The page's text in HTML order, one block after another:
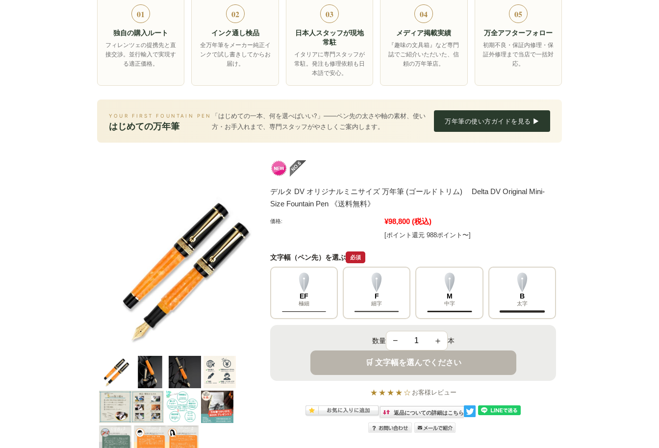
01
独自の購入ルート
フィレンツェの提携先と直
接交渉。並行輸入で実現す
る適正価格。
02
インク通し検品
全万年筆をメーカー純正イ
ンクで試し書きしてからお
届け。
03
日本人スタッフが現地
常駐
イタリアに専門スタッフが
常駐。発注も修理依頼も日
本語で安心。
04
メディア掲載実績
『趣味の文具箱』など専門
誌でご紹介いただいた、信
頼の万年筆店。
05
万全アフターフォロー
初期不良・保証内修理・保
証外修理まで当店で一括対
応。
YOUR FIRST FOUNTAIN PEN
はじめての万年筆
「はじめての一本、何を選べばいい?」――ペン先の太さや軸の素材、使い
方・お手入れまで、専門スタッフがやさしくご案内します。
万年筆の使い方ガイドを見る ▶
デルタ DV オリジナルミニサイズ 万年筆 (ゴールドトリム) Delta DV Original Mini-
Size Fountain Pen 《送料無料》
価格: ¥98,800 (税込)
[ポイント還元 988ポイント〜]
文字幅（ペン先）を選ぶ 必須
EF
極細
F
細字
M
中字
B
太字
数量 − ＋ 本
🛒 文字幅を選んでください
★★★★☆ お客様レビュー
返品についての詳細はこちら